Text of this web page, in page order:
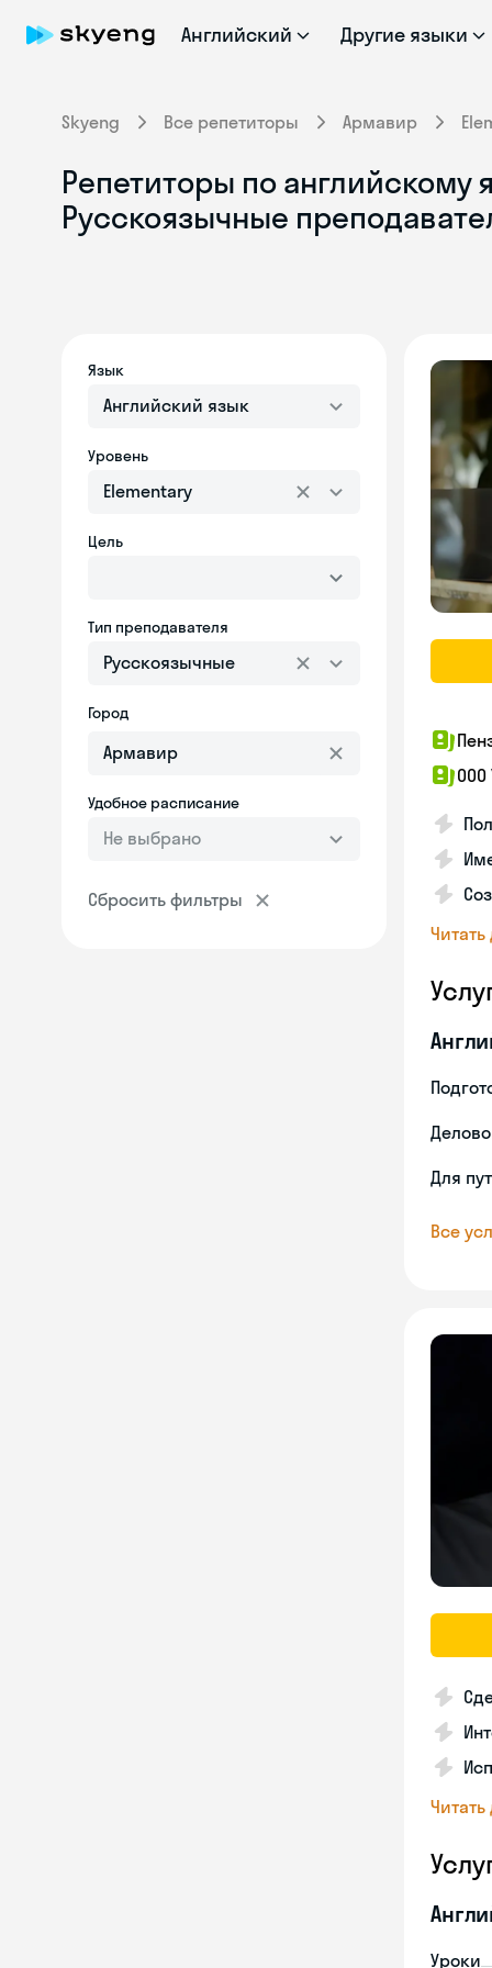
Английский Другие языки
Skyeng Все репетиторы Армавир
Репетиторы по английскому
Русскоязычные
Язык
Английский язык
Уровень
Elementary
Цель
Тип преподавателя
Русскоязычные
Город
Удобное расписание
Не выбрано
Сбросить фильтры
Для
Все
Уроки